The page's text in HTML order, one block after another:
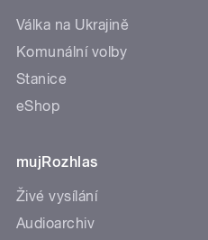
Válka na Ukrajině
Komunální volby
Stanice
eShop
mujRozhlas
Živé vysílání
Audioarchiv